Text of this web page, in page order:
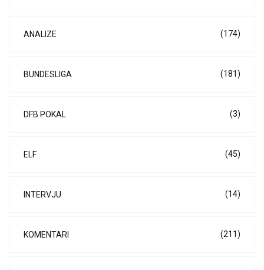
ANALIZE (174)
BUNDESLIGA (181)
DFB POKAL (3)
ELF (45)
INTERVJU (14)
KOMENTARI (211)